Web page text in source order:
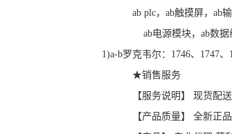
ab plc，ab触摸屏，ab输
ab电源模块，ab数据线
1)a-b罗克韦尔：1746、1747
★销售服务
【服务说明】 现货配送
【产品质量】 全新正